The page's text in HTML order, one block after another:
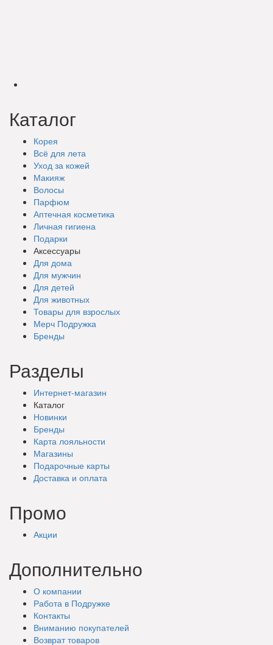
Каталог
Корея
Всё для лета
Уход за кожей
Макияж
Волосы
Парфюм
Аптечная косметика
Личная гигиена
Подарки
Аксессуары
Для дома
Для мужчин
Для детей
Для животных
Товары для взрослых
Мерч Подружка
Бренды
Разделы
Интернет-магазин
Каталог
Новинки
Бренды
Карта лояльности
Магазины
Подарочные карты
Доставка и оплата
Промо
Акции
Дополнительно
О компании
Работа в Подружке
Контакты
Вниманию покупателей
Возврат товаров